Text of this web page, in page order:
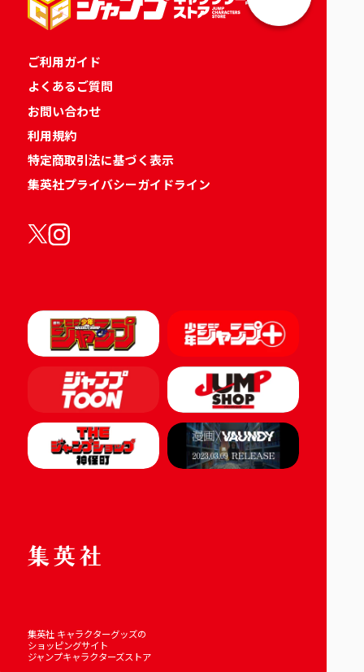
ご利用ガイド
よくあるご質問
お問い合わせ
利用規約
特定商取引法に基づく表示
集英社プライバシーガイドライン
集英社 キャラクターグッズの
ショッピングサイト
ジャンプキャラクターズストア